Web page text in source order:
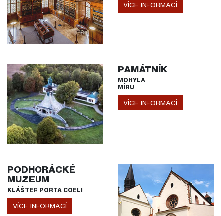
VÍCE INFORMACÍ
PAMÁTNÍK
MOHYLA
MÍRU
VÍCE INFORMACÍ
PODHORÁCKÉ
MUZEUM
KLÁŠTER PORTA COELI
VÍCE INFORMACÍ